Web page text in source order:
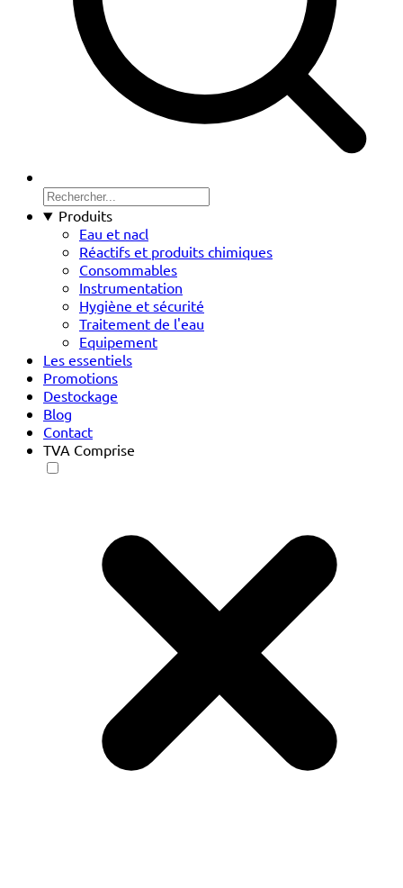
Produits
Eau et nacl
Réactifs et produits chimiques
Consommables
Instrumentation
Hygiène et sécurité
Traitement de l'eau
Equipement
Les essentiels
Promotions
Destockage
Blog
Contact
TVA Comprise